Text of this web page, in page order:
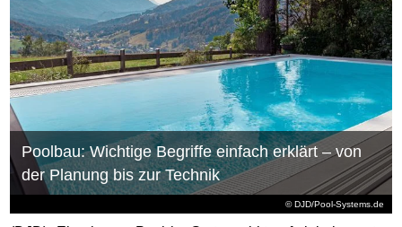
© DJD/Pool-Systems.de
Poolbau: Wichtige Begriffe einfach erklärt – von
der Planung bis zur Technik